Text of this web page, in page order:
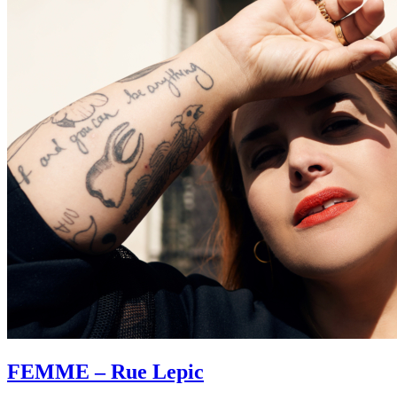
FEMME – Rue Lepic